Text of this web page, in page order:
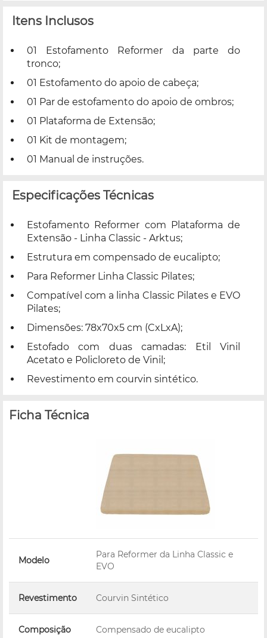
Itens Inclusos
01 Estofamento Reformer da parte do
tronco;
01 Estofamento do apoio de cabeça;
01 Par de estofamento do apoio de ombros;
01 Plataforma de Extensão;
01 Kit de montagem;
01 Manual de instruções.
Especificações Técnicas
Estofamento Reformer com Plataforma de
Extensão - Linha Classic - Arktus;
Estrutura em compensado de eucalipto;
Para Reformer Linha Classic Pilates;
Compatível com a linha Classic Pilates e EVO
Pilates;
Dimensões: 78x70x5 cm (CxLxA);
Estofado com duas camadas: Etil Vinil
Acetato e Policloreto de Vinil;
Revestimento em courvin sintético.
Ficha Técnica
Modelo
Para Reformer da Linha Classic e
EVO
Revestimento Courvin Sintético
Composição Compensado de eucalipto